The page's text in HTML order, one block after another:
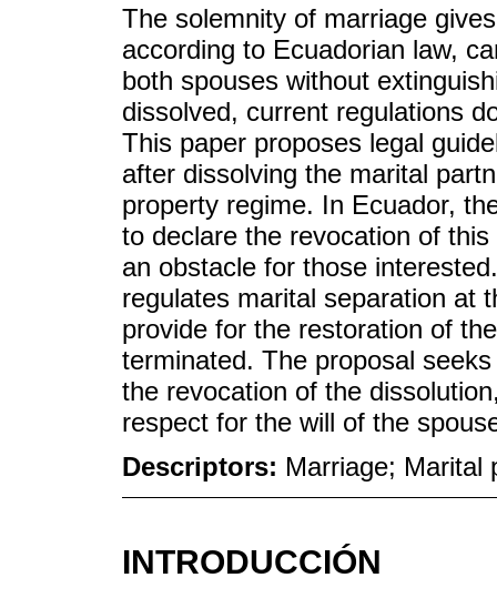
The solemnity of marriage
according to Ecuadorian law,
both spouses without
dissolved, current regulations
This paper proposes legal
after dissolving the marital
property regime. In Ecuador,
to declare the revocation of
an obstacle for those
regulates marital separation at
provide for the restoration of
terminated. The proposal
the revocation of the
respect for the will of the
Descriptors: Marriage; Marital
INTRODUCCIÓN